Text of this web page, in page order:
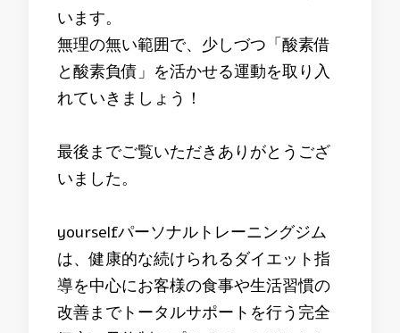
います。
無理の無い範囲で、少しづつ「酸素借
と酸素負債」を活かせる運動を取り入
れていきましょう！
最後までご覧いただきありがとうござ
いました。
yourselfパーソナルトレーニングジム
は、健康的な続けられるダイエット指
導を中心にお客様の食事や生活習慣の
改善までトータルサポートを行う完全